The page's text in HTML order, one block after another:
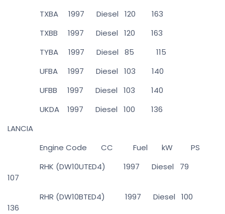
TXBA 1997 Diesel 120 163
TXBB 1997 Diesel 120 163
TYBA 1997 Diesel 85 115
UFBA 1997 Diesel 103 140
UFBB 1997 Diesel 103 140
UKDA 1997 Diesel 100 136
LANCIA
Engine Code CC Fuel kW PS
RHK (DW10UTED4) 1997 Diesel 79
107
RHR (DW10BTED4) 1997 Diesel 100
136